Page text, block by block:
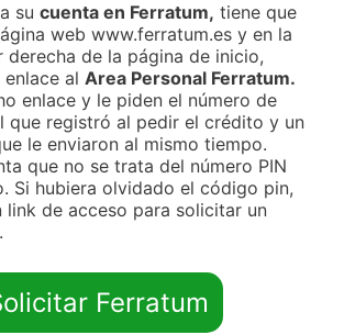
su cuenta en Ferratum, tiene que
web www.ferratum.es y en la
derecha de la página de inicio,
al Area Personal Ferratum.
enlace y le piden el número de
que registró al pedir el crédito y un
le enviaron al mismo tiempo.
que no se trata del número PIN
Si hubiera olvidado el código pin,
link de acceso para solicitar un
Ferratum